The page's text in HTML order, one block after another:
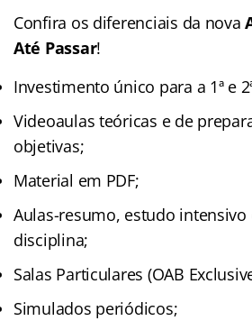
Confira os diferenciais da nova
Até Passar!
Investimento único para a 1ª e
Videoaulas teóricas e de
objetivas;
Material em PDF;
Aulas-resumo, estudo intensivo
disciplina;
Salas Particulares (OAB
Simulados periódicos;